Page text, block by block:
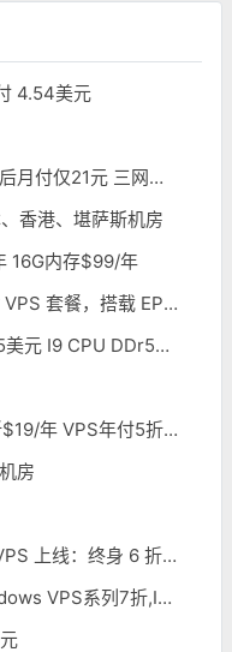
4.54美元
LOCVPS 香港VPS限时特惠：7折后月付仅21元 三网优化BGP线路 可选原生IP
香港、堪萨斯机房
16G内存$99/年
马来西亚主机商 SVR4U 推出年付 VPS 套餐，搭载 EPYC/至强铂金，支持支付宝
DediRock 新上高性能VPS 年付25美元 I9 CPU DDr5内存 纽约机房
HawkHost/老鹰主机 虚拟主机3折$19/年 VPS年付5折$25/年
房
AirNode 荷兰阿姆斯特丹 NVMe VPS 上线：终身 6 折，€1.99/月起，2.5Tbit/s DDoS 防护
DesiVPS AMD Ryzen系列和Windows VPS系列7折,Intel系列年付11.6美元